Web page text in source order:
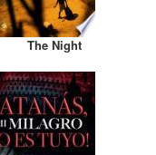
The Night